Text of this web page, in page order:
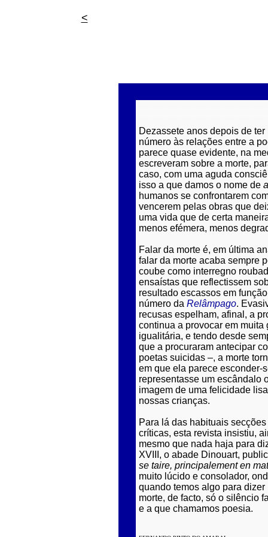
<
Dezassete anos depois de
número às relações entre a
parece quase evidente, na
escreveram sobre a morte,
caso, com uma aguda
isso a que damos o nome de
humanos se confrontarem
vencerem pelas obras que
uma vida que de certa
menos efémera, menos
Falar da morte é, em última
falar da morte acaba sempre
coube como interregno
ensaístas que reflectissem
resultado escassos em
número da Relâmpago.
recusas espelham, afinal, a
continua a provocar em
igualitária, e tendo desde
que a procuraram antecipar
poetas suicidas –, a morte
em que ela parece esconder-
representasse um escândalo
imagem de uma felicidade
nossas crianças.
Para lá das habituais
críticas, esta revista insistiu,
mesmo que nada haja para
XVIII, o abade Dinouart,
se taire, principalement en
muito lúcido e consolador,
quando temos algo para
morte, de facto, só o silêncio
e a que chamamos poesia.